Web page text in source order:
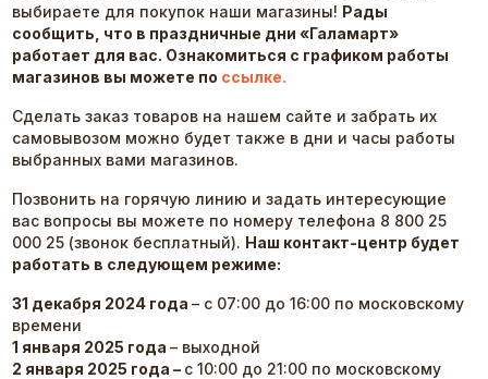
выбираете для покупок наши магазины! Рады
сообщить, что в праздничные дни «Галамарт»
работает для вас. Ознакомиться с графиком работы
магазинов вы можете по ссылке.
Сделать заказ товаров на нашем сайте и забрать их
самовывозом можно будет также в дни и часы работы
выбранных вами магазинов.
Позвонить на горячую линию и задать интересующие
вас вопросы вы можете по номеру телефона 8 800 25
000 25 (звонок бесплатный). Наш контакт-центр будет
работать в следующем режиме:
31 декабря 2024 года – с 07:00 до 16:00 по московскому
времени
1 января 2025 года – выходной
2 января 2025 года – с 10:00 до 21:00 по московскому